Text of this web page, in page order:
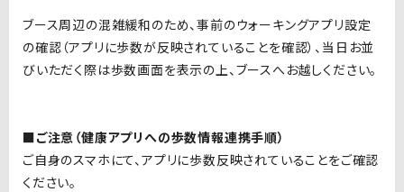
ブース周辺の混雑緩和のため、事前のウォーキングアプリ設定
の確認（アプリに歩数が反映されていることを確認）、当日お並
びいただく際は歩数画面を表示の上、ブースへお越しください。
■ご注意（健康アプリへの歩数情報連携手順）
ご自身のスマホにて、アプリに歩数反映されていることをご確認
ください。